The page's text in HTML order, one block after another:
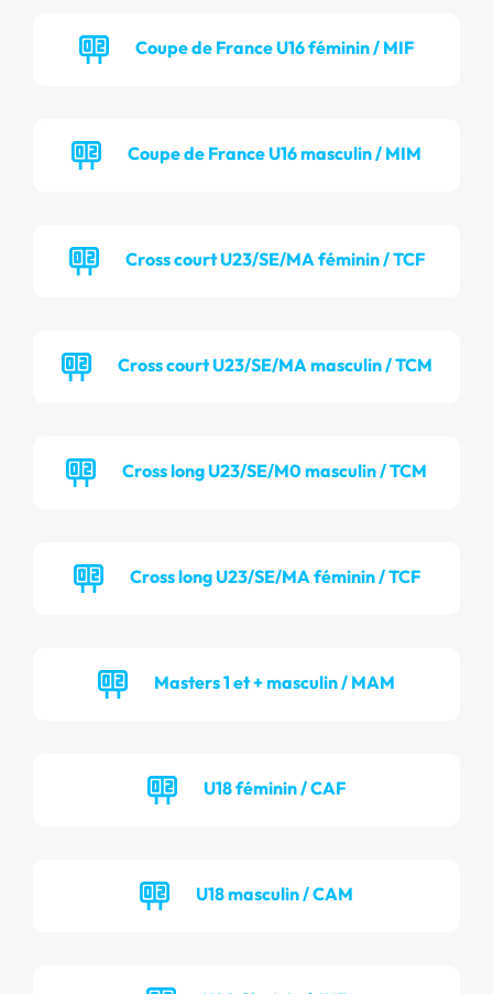
Coupe de France U16 féminin / MIF
Coupe de France U16 masculin / MIM
Cross court U23/SE/MA féminin / TCF
Cross court U23/SE/MA masculin / TCM
Cross long U23/SE/M0 masculin / TCM
Cross long U23/SE/MA féminin / TCF
Masters 1 et + masculin / MAM
U18 féminin / CAF
U18 masculin / CAM